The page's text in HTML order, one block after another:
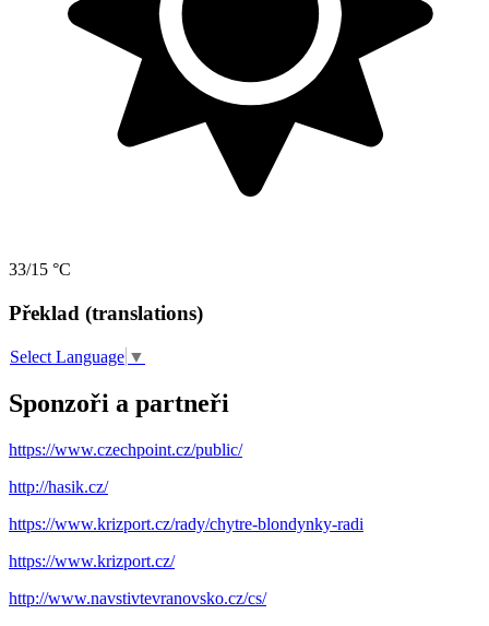
33/15 °C
Překlad (translations)
Select Language ▼
Sponzoři a partneři
https://www.czechpoint.cz/public/
http://hasik.cz/
https://www.krizport.cz/rady/chytre-blondynky-radi
https://www.krizport.cz/
http://www.navstivtevranovsko.cz/cs/